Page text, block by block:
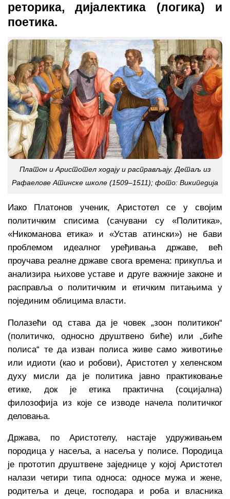
реторика, дијалектика (логика) и
поетика.
Платон и Аристотел ходају и расправљају. Детаљ из
Рафаелове Атинске школе (1509–1511); фото: Википедија
Иако Платонов ученик, Аристотел се у својим
политичким списима (сачувани су «Политика»,
«Никоманова етика» и «Устав атински») не бави
проблемом идеалног уређивања државе, већ
проучава реалне државе свога времена: прикупља и
анализира њихове уставе и друге важније законе и
расправља о политичким и етичким питањима у
појединим облицима власти.
Полазећи од става да је човек „зоон политикон“
(политичко, односно друштвено биће) или „биће
полиса“ те да изван полиса живе само животиње
или идиоти (као и робови), Аристотел у хеленском
духу мисли да је политика јавно практиковање
етике, док је етика практична (социјална)
филозофија из које се изводе начела политичког
деловања.
Држава, по Аристотелу, настаје удруживањем
породица у насеља, а насеља у полисе. Породица
је прототип друштвене заједнице у којој Аристотел
налази четири типа односа: односе мужа и жене,
родитеља и деце, господара и роба и власника